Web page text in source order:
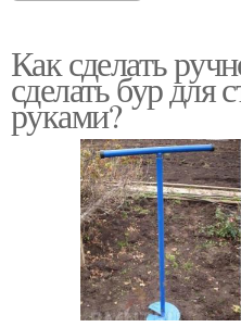
Как сделать
сделать бур для
руками?